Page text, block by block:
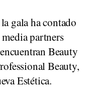
gala ha contado
partners
Beauty
Beauty,
Estética.